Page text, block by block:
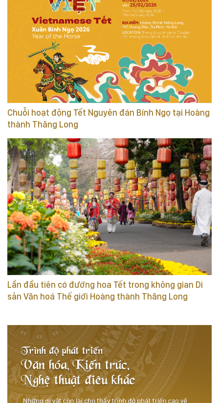
Chuỗi hoạt động Tết Nguyên đán Bính Ngọ tại Hoàng
thành Thăng Long
Lần đầu tiên có đường hoa Tết trong không gian Di
sản Văn hoá Thế giới Hoàng thành Thăng Long